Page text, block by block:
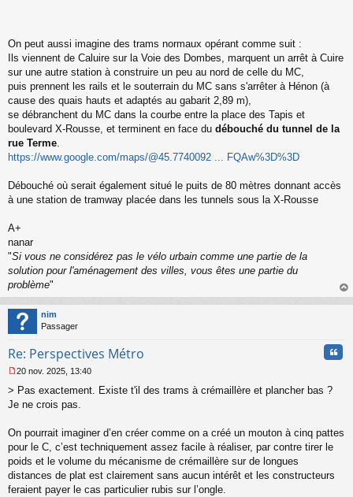
On peut aussi imagine des trams normaux opérant comme suit :
Ils viennent de Caluire sur la Voie des Dombes, marquent un arrêt à Cuire
sur une autre station à construire un peu au nord de celle du MC,
puis prennent les rails et le souterrain du MC sans s'arrêter à Hénon (à
cause des quais hauts et adaptés au gabarit 2,89 m),
se débranchent du MC dans la courbe entre la place des Tapis et
boulevard X-Rousse, et terminent en face du débouché du tunnel de la
rue Terme.
https://www.google.com/maps/@45.7740092 ... FQAw%3D%3D
Débouché où serait également situé le puits de 80 mètres donnant accès
à une station de tramway placée dans les tunnels sous la X-Rousse
A+
nanar
"Si vous ne considérez pas le vélo urbain comme une partie de la
solution pour l'aménagement des villes, vous êtes une partie du
problème"
au
nim
Passager
Re: Perspectives Métro
e
s
g
e
n
o
n
20 nov. 2025, 13:40
> Pas exactement. Existe t'il des trams à crémaillère et plancher bas ?
Je ne crois pas.
On pourrait imaginer d’en créer comme on a créé un mouton à cinq pattes
pour le C, c’est techniquement assez facile à réaliser, par contre tirer le
poids et le volume du mécanisme de crémaillère sur de longues
distances de plat est clairement sans aucun intérêt et les constructeurs
feraient payer le cas particulier rubis sur l’ongle.